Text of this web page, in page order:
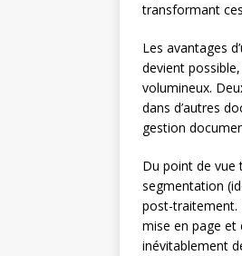
transformant
Les avantages
devient
volumineux.
dans d’autres
gestion
Du point de vue
segmentation
post-traitement.
mise en page
inévitablement